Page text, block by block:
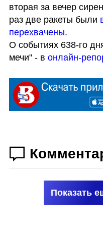
вторая за вечер
раз две ракеты были
перехвачены.
О событиях 638-го
мечи" - в онлайн-
Показать